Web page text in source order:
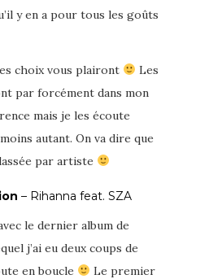
y en a pour tous les goûts
choix vous plairont
Les
par forcément dans mon
mais je les écoute
autant. On va dire que
par artiste
– Rihanna feat. SZA
le dernier album de
j’ai eu deux coups de
en boucle
Le premier